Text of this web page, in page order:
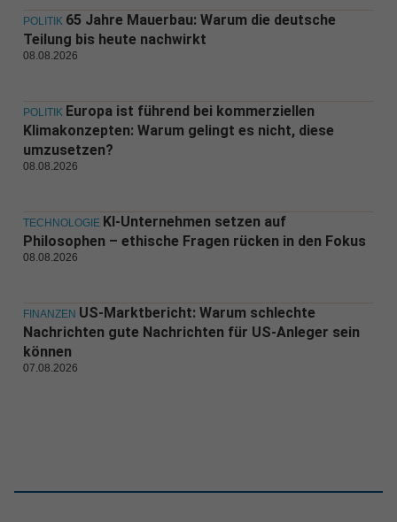
POLITIK 65 Jahre Mauerbau: Warum die deutsche
Teilung bis heute nachwirkt
08.08.2026
POLITIK Europa ist führend bei kommerziellen
Klimakonzepten: Warum gelingt es nicht, diese
umzusetzen?
08.08.2026
TECHNOLOGIE KI-Unternehmen setzen auf
Philosophen – ethische Fragen rücken in den Fokus
08.08.2026
FINANZEN US-Marktbericht: Warum schlechte
Nachrichten gute Nachrichten für US-Anleger sein
können
07.08.2026